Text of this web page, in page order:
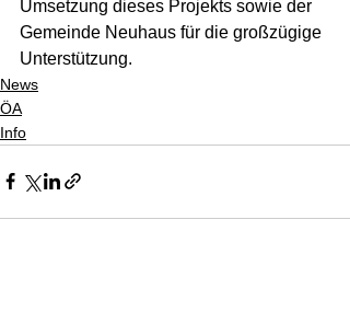
Umsetzung dieses Projekts sowie der
Gemeinde Neuhaus für die großzügige
Unterstützung.
News
ÖA
Info